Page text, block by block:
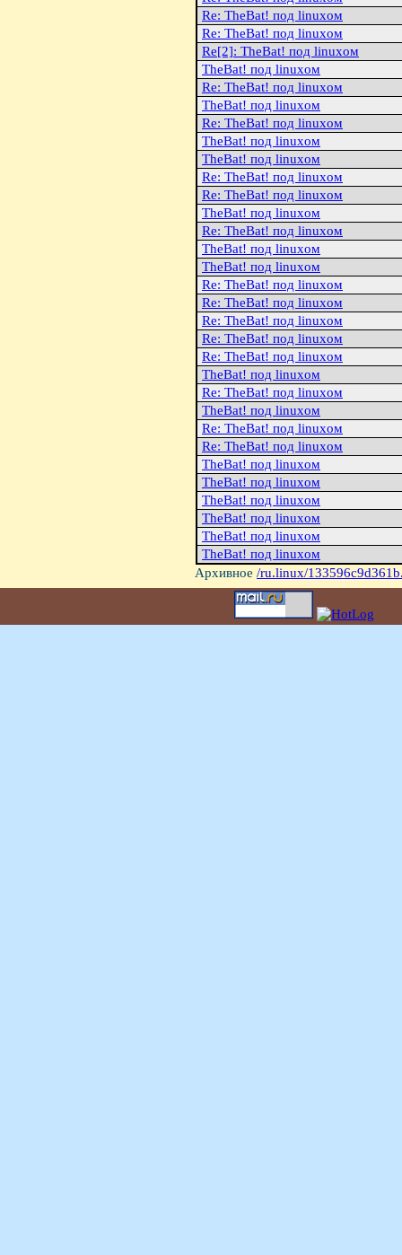
Re: TheBat! под linuxом
Re: TheBat! под linuxом
Re[2]: TheBat! под linuxом
TheBat! под linuxом
Re: TheBat! под linuxом
TheBat! под linuxом
Re: TheBat! под linuxом
TheBat! под linuxом
TheBat! под linuxом
Re: TheBat! под linuxом
Re: TheBat! под linuxом
TheBat! под linuxом
Re: TheBat! под linuxом
TheBat! под linuxом
TheBat! под linuxом
Re: TheBat! под linuxом
Re: TheBat! под linuxом
Re: TheBat! под linuxом
Re: TheBat! под linuxом
Re: TheBat! под linuxом
TheBat! под linuxом
Re: TheBat! под linuxом
TheBat! под linuxом
Re: TheBat! под linuxом
Re: TheBat! под linuxом
TheBat! под linuxом
TheBat! под linuxом
TheBat! под linuxом
TheBat! под linuxом
TheBat! под linuxом
TheBat! под linuxом
Архивное /ru.linux/